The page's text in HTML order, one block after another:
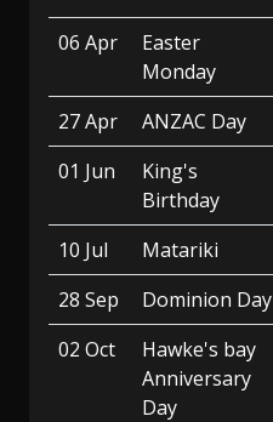
06 Apr
Easter
Monday
27 Apr
ANZAC Day
01 Jun
King's
Birthday
10 Jul
Matariki
28 Sep
Dominion Day
02 Oct
Hawke's bay
Anniversary
Day